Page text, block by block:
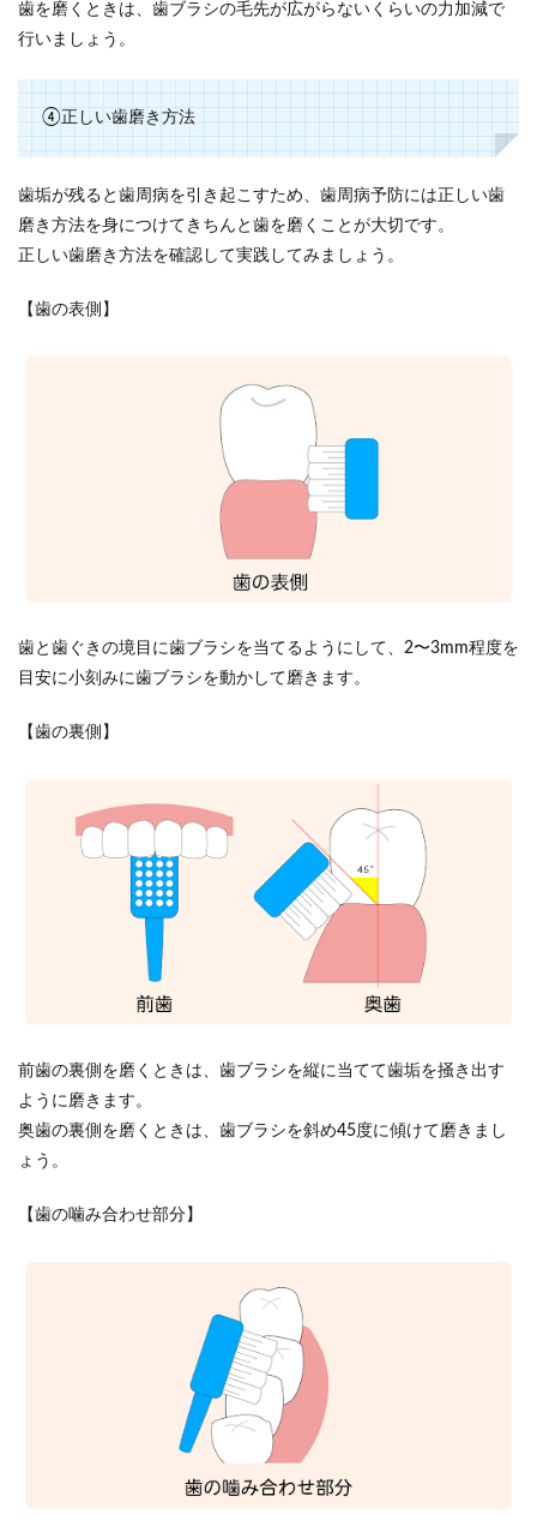
歯を磨くときは、歯ブラシの毛先が広がらないくらいの力加減で
行いましょう。
④正しい歯磨き方法
歯垢が残ると歯周病を引き起こすため、歯周病予防には正しい歯
磨き方法を身につけてきちんと歯を磨くことが大切です。
正しい歯磨き方法を確認して実践してみましょう。
【歯の表側】
歯と歯ぐきの境目に歯ブラシを当てるようにして、2〜3mm程度を
目安に小刻みに歯ブラシを動かして磨きます。
【歯の裏側】
前歯の裏側を磨くときは、歯ブラシを縦に当てて歯垢を掻き出す
ように磨きます。
奥歯の裏側を磨くときは、歯ブラシを斜め45度に傾けて磨きまし
ょう。
【歯の噛み合わせ部分】